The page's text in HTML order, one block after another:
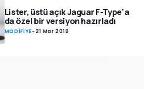
Lister, üstü açık Jaguar F-Type'a
da özel bir versiyon hazırladı
MODİFİYE- 21 Mar 2019